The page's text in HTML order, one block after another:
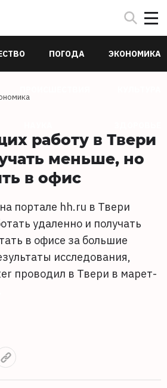
ПОГОДА ЭКОНОМИКА
работу в Твери
меньше, но
в офис
портале hh.ru в Твери
удаленно и получать
в офисе за большие
исследования,
проводил в Твери в марет-